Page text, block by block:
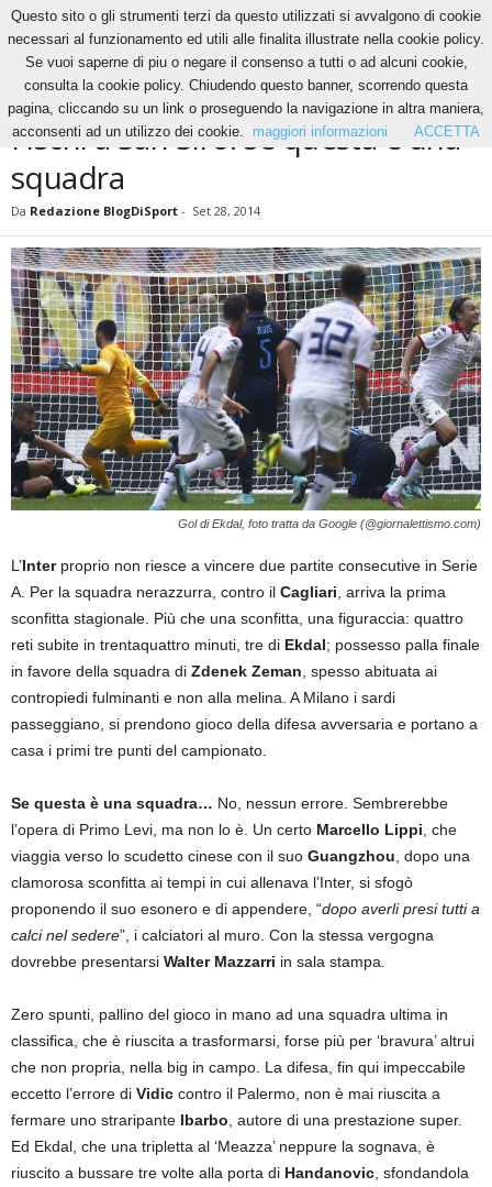
News Fischi a San Siro: se questa è una squadra
NEWS
Fischi a San Siro: se questa è una
squadra
Da Redazione BlogDiSport - Set 28, 2014
Gol di Ekdal, foto tratta da Google (@giornalettismo.com)
L’Interproprio non riesce a vincere due partite consecutive in Serie
A. Per la squadra nerazzurra, contro il Cagliari , arriva la prima
sconfitta stagionale. Più che una sconfitta, una figuraccia: quattro
reti subite in trentaquattro minuti, tre di Ekdal; possesso palla finale
in favore della squadra di Zdenek Zeman , spesso abituata ai
contropiedi fulminanti e non alla melina. A Milano i sardi
passeggiano, si prendono gioco della difesa avversaria e portano a
casa i primi tre punti del campionato.
Se questa è una squadra… No, nessun errore. Sembrerebbe
l’opera di Primo Levi, ma non lo è. Un certo Marcello Lippi , che
viaggia verso lo scudetto cinese con il suo Guangzhou , dopo una
clamorosa sconfitta ai tempi in cui allenava l’Inter, si sfogò
proponendo il suo esonero e di appendere, “dopo averli presi tutti a
calci nel sedere”, i calciatori al muro. Con la stessa vergogna
dovrebbe presentarsi Walter Mazzarri in sala stampa.
Zero spunti, pallino del gioco in mano ad una squadra ultima in
classifica, che è riuscita a trasformarsi, forse più per ‘bravura’ altrui
che non propria, nella big in campo. La difesa, fin qui impeccabile
eccetto l’errore di Vidic contro il Palermo, non è mai riuscita a
fermare uno straripante Ibarbo , autore di una prestazione super.
Ed Ekdal, che una tripletta al ‘Meazza’ neppure la sognava, è
riuscito a bussare tre volte alla porta di Handanovic , sfondandola
Questo sito o gli strumenti terzi da questo utilizzati si avvalgono di cookie
necessari al funzionamento ed utili alle finalita illustrate nella cookie policy.
Se vuoi saperne di piu o negare il consenso a tutti o ad alcuni cookie,
consulta la cookie policy. Chiudendo questo banner, scorrendo questa
pagina, cliccando su un link o proseguendo la navigazione in altra maniera,
acconsenti ad un utilizzo dei cookie.
maggiori informazioni ACCETTA